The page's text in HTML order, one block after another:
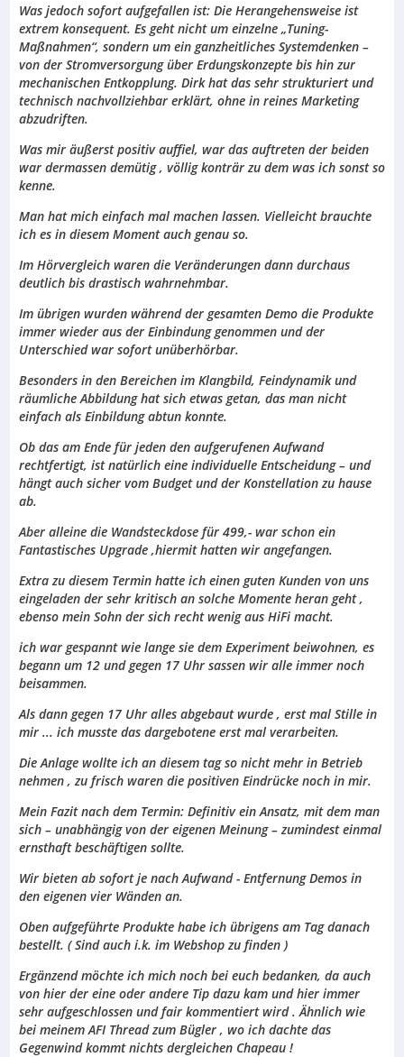
Was jedoch sofort aufgefallen ist: Die Herangehensweise ist
extrem konsequent. Es geht nicht um einzelne „Tuning-
Maßnahmen“, sondern um ein ganzheitliches Systemdenken –
von der Stromversorgung über Erdungskonzepte bis hin zur
mechanischen Entkopplung. Dirk hat das sehr strukturiert und
technisch nachvollziehbar erklärt, ohne in reines Marketing
abzudriften.
Was mir äußerst positiv auffiel, war das auftreten der beiden
war dermassen demütig , völlig konträr zu dem was ich sonst so
kenne.
Man hat mich einfach mal machen lassen. Vielleicht brauchte
ich es in diesem Moment auch genau so.
Im Hörvergleich waren die Veränderungen dann durchaus
deutlich bis drastisch wahrnehmbar.
Im übrigen wurden während der gesamten Demo die Produkte
immer wieder aus der Einbindung genommen und der
Unterschied war sofort unüberhörbar.
Besonders in den Bereichen im Klangbild, Feindynamik und
räumliche Abbildung hat sich etwas getan, das man nicht
einfach als Einbildung abtun konnte.
Ob das am Ende für jeden den aufgerufenen Aufwand
rechtfertigt, ist natürlich eine individuelle Entscheidung – und
hängt auch sicher vom Budget und der Konstellation zu hause
ab.
Aber alleine die Wandsteckdose für 499,- war schon ein
Fantastisches Upgrade ,hiermit hatten wir angefangen.
Extra zu diesem Termin hatte ich einen guten Kunden von uns
eingeladen der sehr kritisch an solche Momente heran geht ,
ebenso mein Sohn der sich recht wenig aus HiFi macht.
ich war gespannt wie lange sie dem Experiment beiwohnen, es
begann um 12 und gegen 17 Uhr sassen wir alle immer noch
beisammen.
Als dann gegen 17 Uhr alles abgebaut wurde , erst mal Stille in
mir ... ich musste das dargebotene erst mal verarbeiten.
Die Anlage wollte ich an diesem tag so nicht mehr in Betrieb
nehmen , zu frisch waren die positiven Eindrücke noch in mir.
Mein Fazit nach dem Termin: Definitiv ein Ansatz, mit dem man
sich – unabhängig von der eigenen Meinung – zumindest einmal
ernsthaft beschäftigen sollte.
Wir bieten ab sofort je nach Aufwand - Entfernung Demos in
den eigenen vier Wänden an.
Oben aufgeführte Produkte habe ich übrigens am Tag danach
bestellt. ( Sind auch i.k. im Webshop zu finden )
Ergänzend möchte ich mich noch bei euch bedanken, da auch
von hier der eine oder andere Tip dazu kam und hier immer
sehr aufgeschlossen und fair kommentiert wird . Ähnlich wie
bei meinem AFI Thread zum Bügler , wo ich dachte das
Gegenwind kommt nichts dergleichen Chapeau !